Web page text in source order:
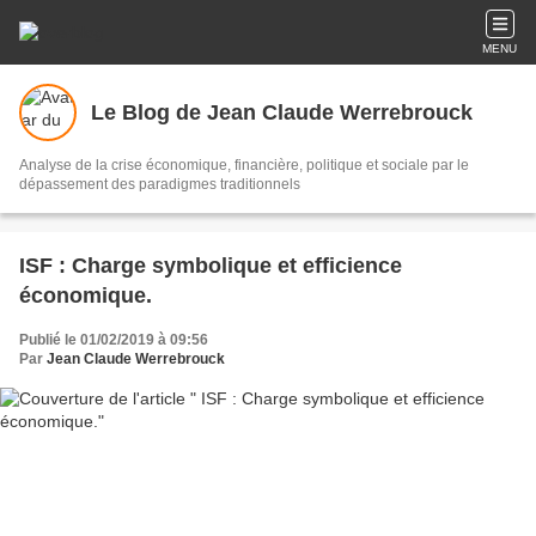
MENU
Le Blog de Jean Claude Werrebrouck
Analyse de la crise économique, financière, politique et sociale par le
dépassement des paradigmes traditionnels
ISF : Charge symbolique et efficience
économique.
Publié le 01/02/2019 à 09:56
Par Jean Claude Werrebrouck